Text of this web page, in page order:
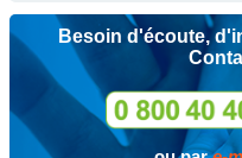
Besoin d'écoute,